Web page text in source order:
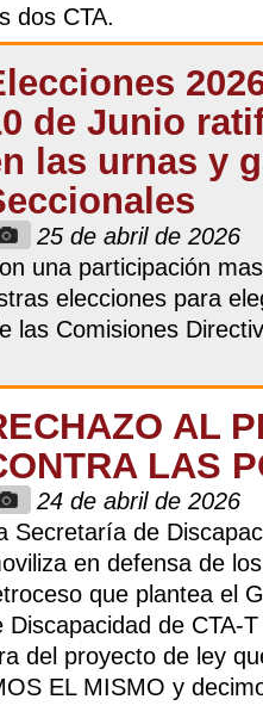
dos CTA.
de Junio
las urnas y
25 de abril de 2026
una participación
elecciones para
las Comisiones
AL
LAS
24 de abril de 2026
Secretaría de
en defensa de
que plantea el
de CTA-
del proyecto de ley
EL MISMO y